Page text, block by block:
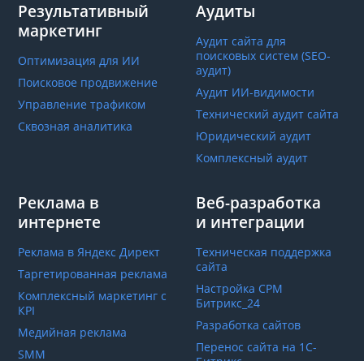
Результативный
маркетинг
Оптимизация для ИИ
Поисковое продвижение
Управление трафиком
Сквозная аналитика
Аудиты
Аудит сайта для
поисковых систем (SEO-
аудит)
Аудит ИИ-видимости
Технический аудит сайта
Юридический аудит
Комплексный аудит
Реклама в
интернете
Реклама в Яндекс Директ
Таргетированная реклама
Комплексный маркетинг с
КРІ
Медийная реклама
SMM
Веб-разработка
и интеграции
Техническая поддержка
сайта
Настройка СРМ
Битрикс_24
Разработка сайтов
Перенос сайта на 1С-